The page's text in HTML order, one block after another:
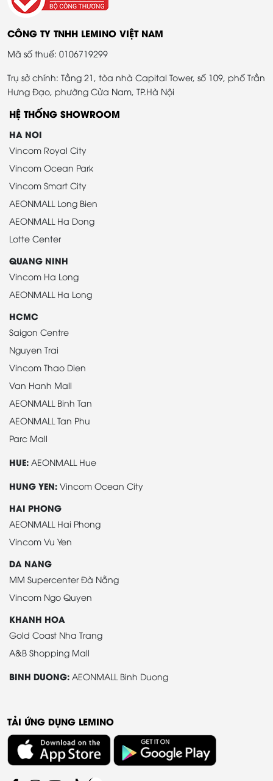
CÔNG TY TNHH LEMINO VIỆT NAM
Mã số thuế: 0106719299
Trụ sở chính: Tầng 21, tòa nhà Capital Tower, số 109, phố Trần
Hưng Đạo, phường Cửa Nam, TP.Hà Nội
HỆ THỐNG SHOWROOM
HA NOI
Vincom Royal City
Vincom Ocean Park
Vincom Smart City
AEONMALL Long Bien
AEONMALL Ha Dong
Lotte Center
QUANG NINH
Vincom Ha Long
AEONMALL Ha Long
HCMC
Saigon Centre
Nguyen Trai
Vincom Thao Dien
Van Hanh Mall
AEONMALL Binh Tan
AEONMALL Tan Phu
Parc Mall
HUE: AEONMALL Hue
HUNG YEN: Vincom Ocean City
HAI PHONG
AEONMALL Hai Phong
Vincom Vu Yen
DA NANG
MM Supercenter Đà Nẵng
Vincom Ngo Quyen
KHANH HOA
Gold Coast Nha Trang
A&B Shopping Mall
BINH DUONG: AEONMALL Binh Duong
TẢI ỨNG DỤNG LEMINO